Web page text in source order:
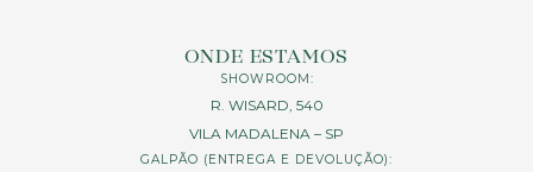
ONDE ESTAMOS
SHOWROOM:
R. WISARD, 540
VILA MADALENA – SP
GALPÃO (ENTREGA E DEVOLUÇÃO):